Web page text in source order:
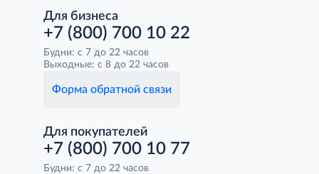
Для бизнеса
+7 (800) 700 10 22
Будни: с 7 до 22 часов
Выходные: с 8 до 22 часов
Форма обратной связи
Для покупателей
+7 (800) 700 10 77
Будни: с 7 до 22 часов